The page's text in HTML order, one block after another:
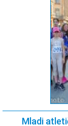
Mladi